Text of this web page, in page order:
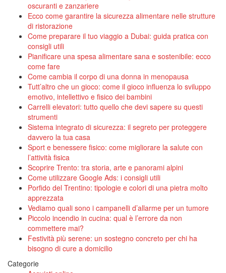
oscuranti e zanzariere
Ecco come garantire la sicurezza alimentare nelle strutture
di ristorazione
Come preparare il tuo viaggio a Dubai: guida pratica con
consigli utili
Pianificare una spesa alimentare sana e sostenibile: ecco
come fare
Come cambia il corpo di una donna in menopausa
Tutt’altro che un gioco: come il gioco influenza lo sviluppo
emotivo, intellettivo e fisico dei bambini
Carrelli elevatori: tutto quello che devi sapere su questi
strumenti
Sistema integrato di sicurezza: il segreto per proteggere
davvero la tua casa
Sport e benessere fisico: come migliorare la salute con
l’attività fisica
Scoprire Trento: tra storia, arte e panorami alpini
Come utilizzare Google Ads: i consigli utili
Porfido del Trentino: tipologie e colori di una pietra molto
apprezzata
Vediamo quali sono i campanelli d’allarme per un tumore
Piccolo incendio in cucina: qual è l’errore da non
commettere mai?
Festività più serene: un sostegno concreto per chi ha
bisogno di cure a domicilio
Categorie